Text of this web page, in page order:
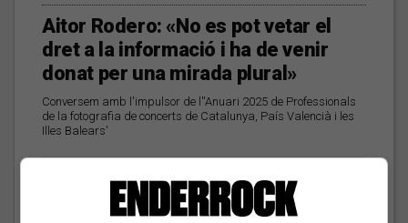
Aitor Rodero: «No es pot vetar el
dret a la informació i ha de venir
donat per una mirada plural»
Conversem amb l'impulsor de l''Anuari 2025 de Professionals
de la fotografia de concerts de Catalunya, País Valencià i les
Illes Balears'
Les veus dels himnes del
futbol català: Deskarats